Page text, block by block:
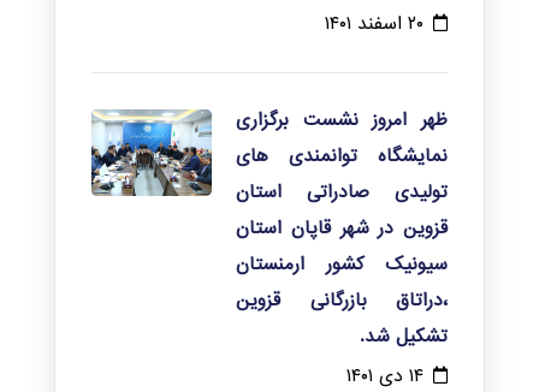
۲۰ اسفند ۱۴۰۱
ظهر امروز نشست برگزاری
نمایشگاه توانمندی های
تولیدی صادراتی استان
قزوین در شهر قاپان استان
سیونیک کشور ارمنستان
،دراتاق بازرگانی قزوین
تشکیل شد.
۱۴ دی ۱۴۰۱